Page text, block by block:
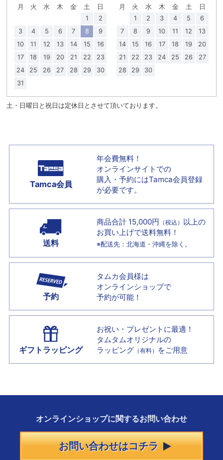
月 火 水 木 金 土
日
1
2
3
4 5 6 7 8
9
10
11 12 13 14 15
16
17
18 19 20 21 22
23
24
25 26 27 28 29
30
31
月 火 水 木 金 土
日
1
2 3 4 5
6
7
8 9 10 11 12
13
14
15 16 17 18 19
20
21
22 23 24 25 26
27
28
29 30
土・日曜日と祝日は定休日とさせて頂いております。
Tamca会員
年会費無料！
オンラインサイトでの
購入・予約にはTamca会員登録
が必要です。
送料
商品合計 15,000円 （税込） 以上の
お買い上げで送料無料！
※配送先：北海道・沖縄を除く。
予約
タムカ会員様は
オンラインショップで
予約が可能！
ギフトラッピング
お祝い・プレゼントに最適！
タムタムオリジナルの
ラッピング （有料） をご用意
オンラインショップに関するお問い合わせ
お問い合わせはコチラ